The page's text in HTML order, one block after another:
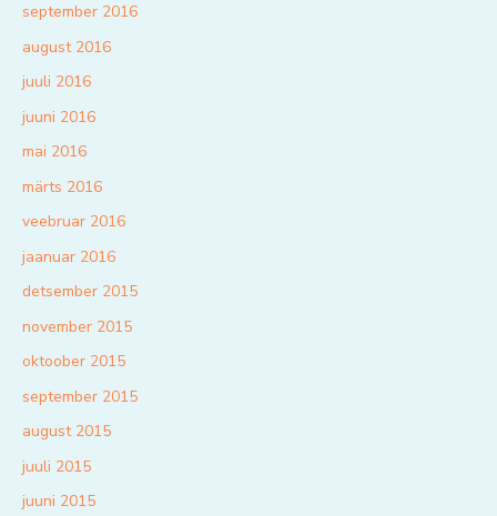
september 2016
august 2016
juuli 2016
juuni 2016
mai 2016
märts 2016
veebruar 2016
jaanuar 2016
detsember 2015
november 2015
oktoober 2015
september 2015
august 2015
juuli 2015
juuni 2015